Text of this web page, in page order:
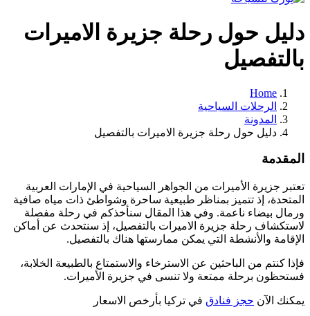
دليل حول رحلة جزيرة الاميرات
بالتفصيل
Home
الرحلات السياحية
المدونة
دليل حول رحلة جزيرة الاميرات بالتفصيل
المقدمة
تعتبر جزيرة الأميرات من الجواهر السياحية في الإمارات العربية
المتحدة، إذ تتميز بمناظر طبيعية ساحرة وشواطئ ذات مياه صافية
ورمال بيضاء ناعمة. وفي هذا المقال سنأخذكم في رحلة مفصلة
لاستكشاف رحلة جزيرة الاميرات بالتفصيل، إذ سنتحدث عن أماكن
الإقامة والأنشطة التي يمكن ممارستها هناك بالتفصيل.
فإذا كنتم من الباحثين عن الاسترخاء والاستمتاع بالطبيعة الخلابة،
فستحظون برحلة ممتعة ولا تنسى في جزيرة الأميرات.
يمكنك الآن حجز فنادق في تركيا بأرخص الاسعار